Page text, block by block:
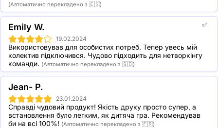
(Автоматично перекладено з 🇪🇸)
✅
Emily W.
19.02.2024
Використовував для особистих потреб. Тепер увесь мій
колектив підключився. Чудово підходить для нетворкінгу
команди. (Автоматично перекладено з 🇬🇧)
Jean- P.
23.01.2024
Справді чудовий продукт! Якість друку просто супер, а
встановлення було легким, як дитяча гра. Рекомендував
би на всі 100%! (Автоматично перекладено з 🇫🇷)